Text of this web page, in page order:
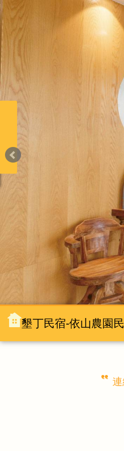
最新消息 news↓
墾丁民宿-依山農園